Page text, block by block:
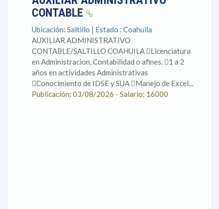
CONTABLE
Ubicación: Saltillo | Estado : Coahuila
AUXILIAR ADMINISTRATIVO
CONTABLE/SALTILLO COAHUILA Licenciatura
en Administracion, Contabilidad o afines. 1 a 2
años en actividades Administrativas
Conocimiento de IDSE y SUA Manejo de Excel...
Publicación: 03/08/2026 - Salario: 16000